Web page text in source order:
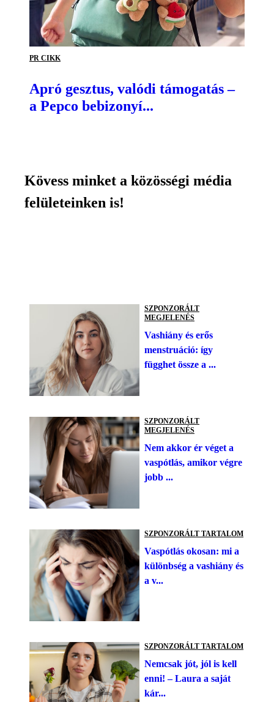
PR CIKK
Apró gesztus, valódi támogatás –
a Pepco bebizonyí...
Kövess minket a közösségi média
felületeinken is!
SZPONZORÁLT
MEGJELENÉS
Vashiány és erős
menstruáció: így
függhet össze a ...
SZPONZORÁLT
MEGJELENÉS
Nem akkor ér véget a
vaspótlás, amikor végre
jobb ...
SZPONZORÁLT TARTALOM
Vaspótlás okosan: mi a
különbség a vashiány és
a v...
SZPONZORÁLT TARTALOM
Nemcsak jót, jól is kell
enni! – Laura a saját
kár...